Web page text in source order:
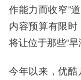
作能力而收窄”
内容预算有限时
将让位于那些“旱
今年以来，优酷